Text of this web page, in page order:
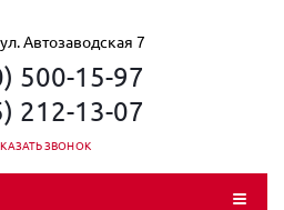
Автозаводская 7
500-15-97
212-13-07
ЗВОНОК